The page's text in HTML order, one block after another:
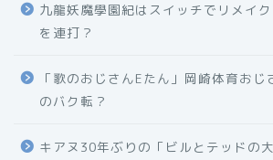
九龍妖魔學園紀はスイッチでリメイ
を連打？
「歌のおじさんEたん」岡崎体育お
のバク転？
キアヌ30年ぶりの「ビルとテッドの